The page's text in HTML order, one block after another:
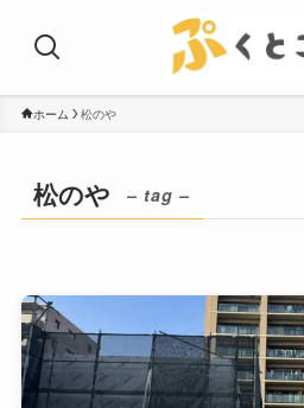
ホーム 松のや
松のや – tag –